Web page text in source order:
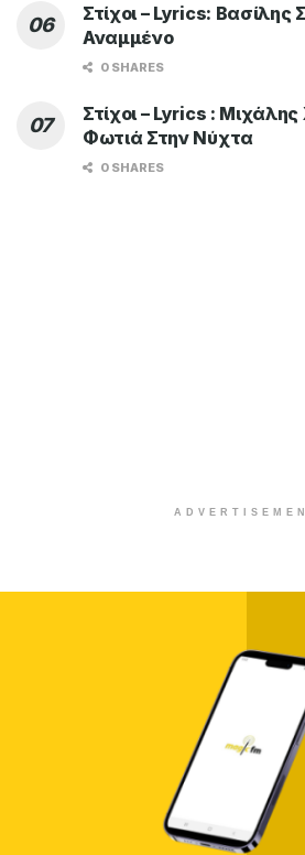
Στίχοι – Lyrics: Βασίλης
Αναμμένο
0 SHARES
Στίχοι – Lyrics :
Φωτιά Στην Νύχτα
0 SHARES